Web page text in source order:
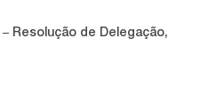
– Resolução de Delegação,